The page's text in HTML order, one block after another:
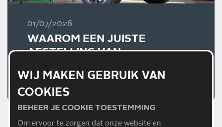
01/07/2026
WAAROM EEN JUISTE
AFSTELLING VAN
BELANGRIJK IS
WIJ MAKEN GEBRUIK VAN
COOKIES
BEHEER JE COOKIE TOESTEMMING
Om ervoor te zorgen dat onze website en